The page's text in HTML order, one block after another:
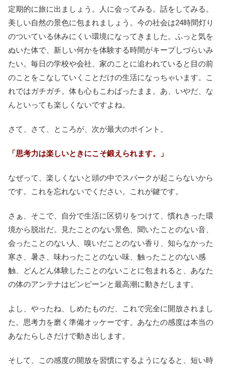
定期的に旅に出ましょう。人に会ってみる。話をしてみる。
美しい自然の景色に包まれましょう。今の社会は24時間灯り
のついている休みにくい環境になってきました。ふっと気を
ぬいた体で、新しい何かを体験する時間がキープしづらいみ
たい。毎日の学校や会社、家のことに追われていると目の前
のことをこなしていくことだけの生活になっちゃいます。こ
れではガチガチ。体も心もこわばったまま。あ、いやだ、な
んといっても楽しくないですよね。
さて、さて、ところが、次が最大のポイント。
「思考力は楽しいときにこそ鍛えられます。」
なぜって、楽しくないと頭の中でスパークが起こらないから
です。これを忘れないでください。これが鍵です。
さぁ、そこで、自分で生活に区切りをつけて、慣れきった環
境から脱出だ。見たことのない景色、聞いたことのない音、
会ったことのない人、嗅いだことのない香り、知らなかった
寒さ、暑さ、味わったことのない味、触ったことのない感
触、どんどん体験したことのないことに包まれると、あなた
の体のアンテナはピンピーンと最高潮に動きだします。
よし、やったね、しめたものだ、これで完全に開放されまし
た。思考力を磨く準備オッケーです。あなたの感度は本当の
あなたらしさだけで動き出します。
そして、この感度の開放を習慣にするようになると、短い時